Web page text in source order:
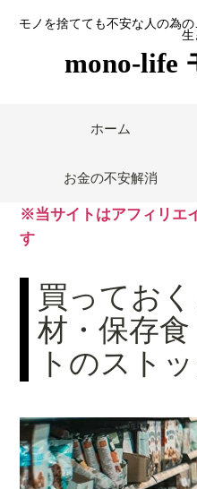
モノを捨てても不安な人の為
生
mono-life
ホーム
お金の不安解消
※当サイトはアフィリエ
す
買ってお
材・保存
トのスト